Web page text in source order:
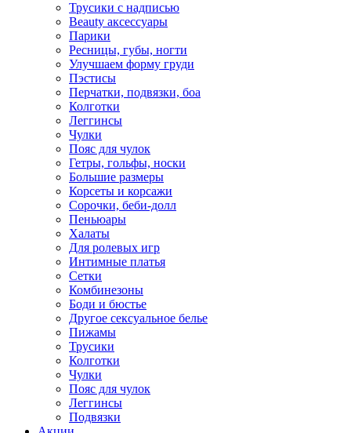
Трусики с надписью
Beauty аксессуары
Парики
Ресницы, губы, ногти
Улучшаем форму груди
Пэстисы
Перчатки, подвязки, боа
Колготки
Леггинсы
Чулки
Пояс для чулок
Гетры, гольфы, носки
Большие размеры
Корсеты и корсажи
Сорочки, беби-долл
Пеньюары
Халаты
Для ролевых игр
Интимные платья
Сетки
Комбинезоны
Боди и бюстье
Другое сексуальное белье
Пижамы
Трусики
Колготки
Чулки
Пояс для чулок
Леггинсы
Подвязки